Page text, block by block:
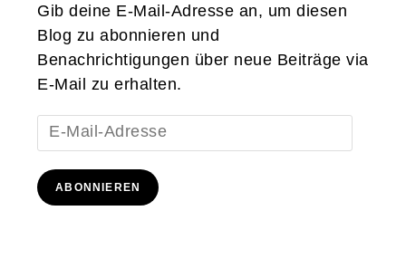
Gib deine E-Mail-Adresse an, um diesen
Blog zu abonnieren und
Benachrichtigungen über neue Beiträge via
E-Mail zu erhalten.
E-
Mail-
Adresse
ABONNIEREN